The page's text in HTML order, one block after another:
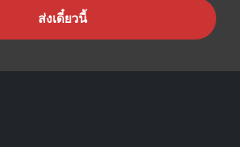
ส่งเดี๋ยวนี้